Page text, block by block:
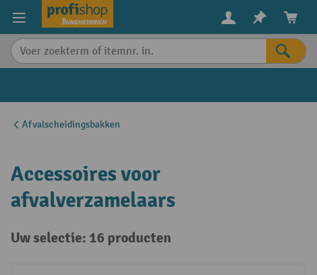
content
Afvalscheidingsbakken
Accessoires voor
afvalverzamelaars
Uw selectie: 16 producten